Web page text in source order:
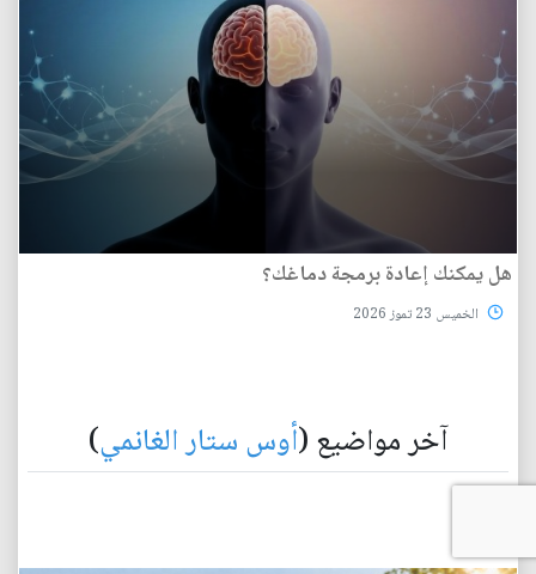
هل يمكنك إعادة برمجة دماغك؟
الخميس 23 تموز 2026
آخر مواضيع (أوس ستار الغانمي)